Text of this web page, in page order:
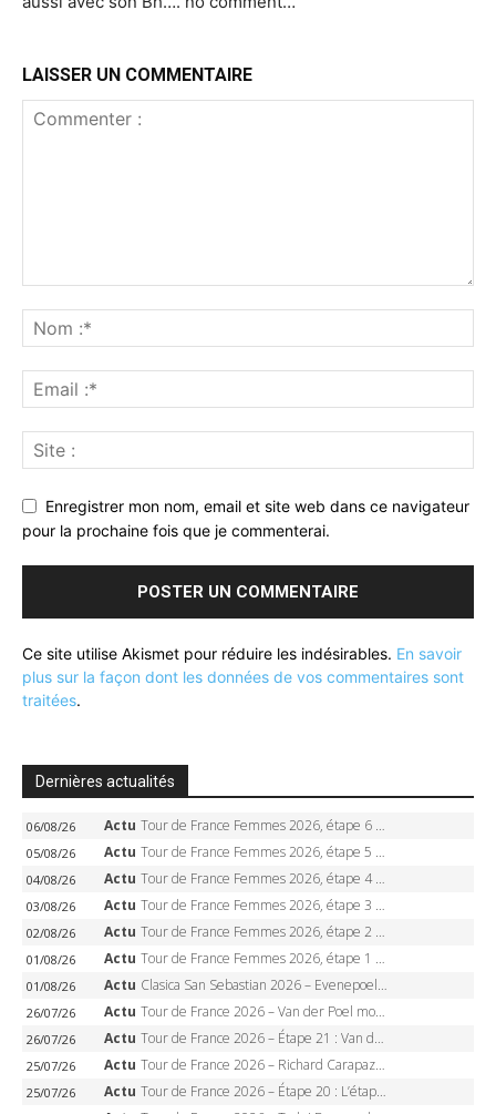
LAISSER UN COMMENTAIRE
Enregistrer mon nom, email et site web dans ce navigateur
pour la prochaine fois que je commenterai.
Ce site utilise Akismet pour réduire les indésirables. En savoir
plus sur la façon dont les données de vos commentaires sont
traitées.
Dernières actualités
06/08/26 Actu Tour de France Femmes 2026, étape 6 – Kim Le Court-Pienaar gagne à Tournon, Reusser en jaune
05/08/26 Actu Tour de France Femmes 2026, étape 5 – Demi Vollering gagne à Belleville, Reusser en jaune, Ferrand-Prévot coule
04/08/26 Actu Tour de France Femmes 2026, étape 4 – Marlen Reusser écrase le chrono, Ferrand-Prévot en crise
03/08/26 Actu Tour de France Femmes 2026, étape 3 – Sigrid Haugset en solitaire, 88 km d’échappée, maillot jaune
02/08/26 Actu Tour de France Femmes 2026, étape 2 – Lorena Wiebes doublé à Genève, Markus héroïque, 7e record
01/08/26 Actu Tour de France Femmes 2026, étape 1 – Lorena Wiebes intouchable à Lausanne, premier maillot jaune
01/08/26 Actu Clasica San Sebastian 2026 – Evenepoel recordman, 4e victoire, Carapaz battu au sprint
26/07/26 Actu Tour de France 2026 – Van der Poel monumental à Paris, Pogacar égale le record des cinq sacres
26/07/26 Actu Tour de France 2026 – Étape 21 : Van der Poel, Pogacar, qui succédera à Wout van Aert sur les Champs-Elysées ?
25/07/26 Actu Tour de France 2026 – Richard Carapaz roi des Alpes, doublé et maillot à pois, Seixas perd le podium
25/07/26 Actu Tour de France 2026 – Étape 20 : L’étape reine, Galibier, Sarenne, Alpe d’Huez, qui succédera à Pogacar ?